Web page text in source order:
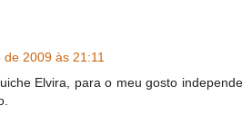
2009 às 21:11
Elvira, para o meu gosto independe